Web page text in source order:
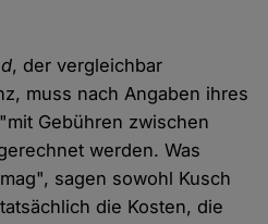
, der vergleichbar
muss nach Angaben ihres
Gebühren zwischen
werden. Was
sagen sowohl Kusch
die Kosten, die